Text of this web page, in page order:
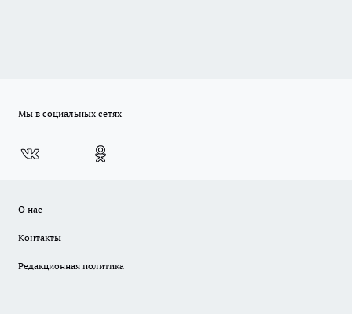
Мы в социальных сетях
О нас
Контакты
Редакционная политика